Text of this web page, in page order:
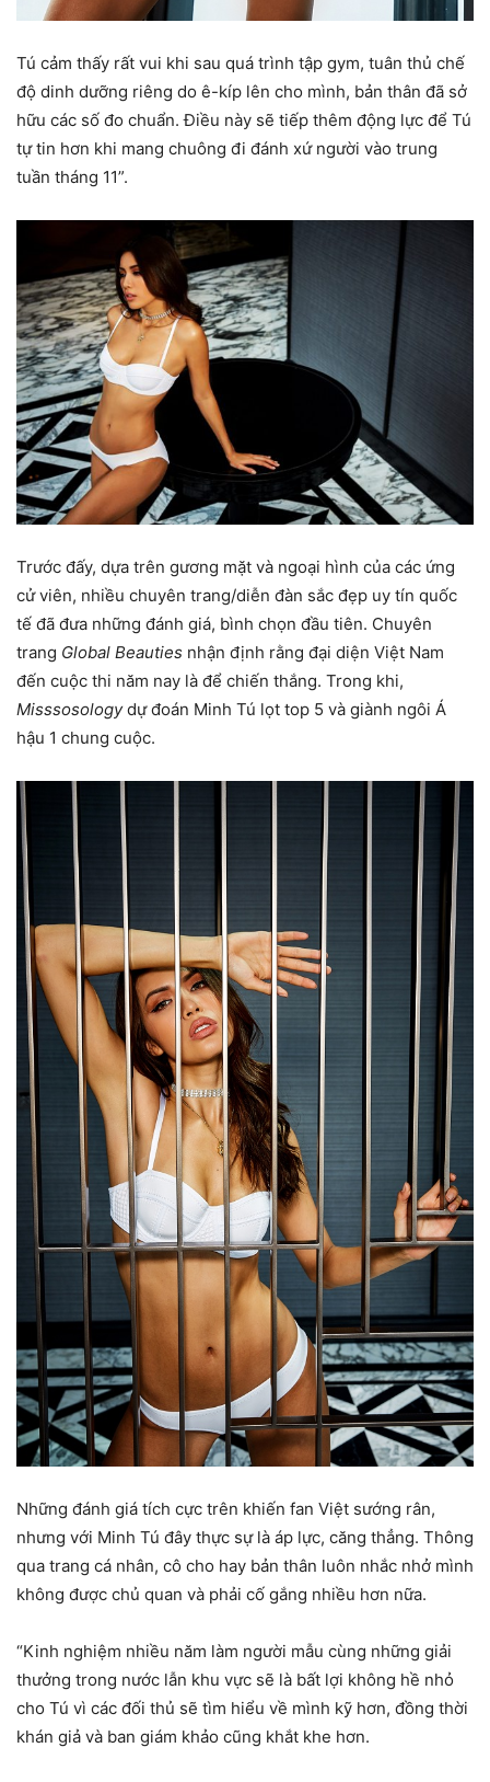
Tú cảm thấy rất vui khi sau quá trình tập gym, tuân thủ chế
độ dinh dưỡng riêng do ê-kíp lên cho mình, bản thân đã sở
hữu các số đo chuẩn. Điều này sẽ tiếp thêm động lực để Tú
tự tin hơn khi mang chuông đi đánh xứ người vào trung
tuần tháng 11”.
Trước đấy, dựa trên gương mặt và ngoại hình của các ứng
cử viên, nhiều chuyên trang/diễn đàn sắc đẹp uy tín quốc
tế đã đưa những đánh giá, bình chọn đầu tiên. Chuyên
trang Global Beauties nhận định rằng đại diện Việt Nam
đến cuộc thi năm nay là để chiến thắng. Trong khi,
Misssosologydự đoán Minh Tú lọt top 5 và giành ngôi Á
hậu 1 chung cuộc.
Những đánh giá tích cực trên khiến fan Việt sướng rân,
nhưng với Minh Tú đây thực sự là áp lực, căng thẳng. Thông
qua trang cá nhân, cô cho hay bản thân luôn nhắc nhở mình
không được chủ quan và phải cố gắng nhiều hơn nữa.
“Kinh nghiệm nhiều năm làm người mẫu cùng những giải
thưởng trong nước lẫn khu vực sẽ là bất lợi không hề nhỏ
cho Tú vì các đối thủ sẽ tìm hiểu về mình kỹ hơn, đồng thời
khán giả và ban giám khảo cũng khắt khe hơn.